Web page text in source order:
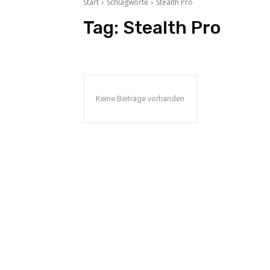
Start Schlagworte Stealth Pro
Tag: Stealth Pro
Keine Beiträge vorhanden